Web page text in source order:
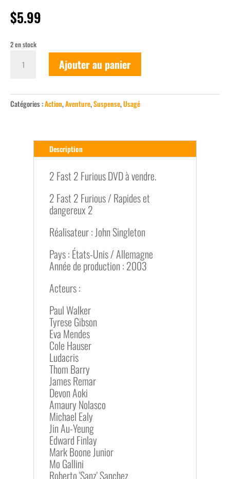
$5.99
2 en stock
2
Ajouter au panier
Catégories :Action,Aventure,Suspense,Usagé
Description
2 Fast 2 Furious DVD à vendre.
2 Fast 2 Furious / Rapides et
dangereux 2
Réalisateur : John Singleton
Pays : États-Unis / Allemagne
Année de production : 2003
Acteurs :
Paul Walker
Tyrese Gibson
Eva Mendes
Cole Hauser
Ludacris
Thom Barry
James Remar
Devon Aoki
Amaury Nolasco
Michael Ealy
Jin Au-Yeung
Edward Finlay
Mark Boone Junior
Mo Gallini
Roberto 'Sanz' Sanchez